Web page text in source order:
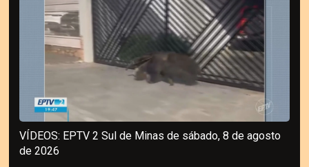
VÍDEOS: EPTV 2 Sul de Minas de sábado, 8 de agosto
de 2026